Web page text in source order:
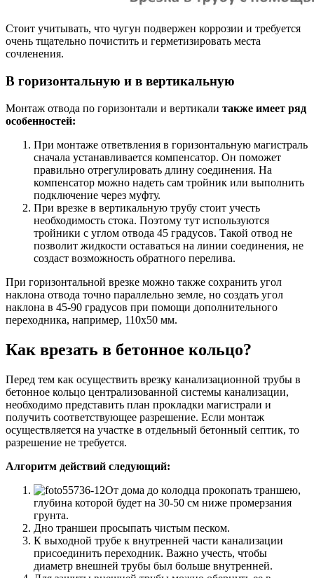
Стоит учитывать, что чугун подвержен коррозии и требуется
очень тщательно почистить и герметизировать места
сочленения.
В горизонтальную и в вертикальную
Монтаж отвода по горизонтали и вертикали также имеет ряд
особенностей:
При монтаже ответвления в горизонтальную магистраль
сначала устанавливается компенсатор. Он поможет
правильно отрегулировать длину соединения. На
компенсатор можно надеть сам тройник или выполнить
подключение через муфту.
При врезке в вертикальную трубу стоит учесть
необходимость стока. Поэтому тут используются
тройники с углом отвода 45 градусов. Такой отвод не
позволит жидкости оставаться на линии соединения, не
создаст возможность обратного перелива.
При горизонтальной врезке можно также сохранить угол
наклона отвода точно параллельно земле, но создать угол
наклона в 45-90 градусов при помощи дополнительного
переходника, например, 110х50 мм.
Как врезать в бетонное кольцо?
Перед тем как осуществить врезку канализационной трубы в
бетонное кольцо централизованной системы канализации,
необходимо представить план прокладки магистрали и
получить соответствующее разрешение. Если монтаж
осуществляется на участке в отдельный бетонный септик, то
разрешение не требуется.
Алгоритм действий следующий:
От дома до колодца прокопать траншею,
глубина которой будет на 30-50 см ниже промерзания
грунта.
Дно траншеи просыпать чистым песком.
К выходной трубе к внутренней части канализации
присоединить переходник. Важно учесть, чтобы
диаметр внешней трубы был больше внутренней.